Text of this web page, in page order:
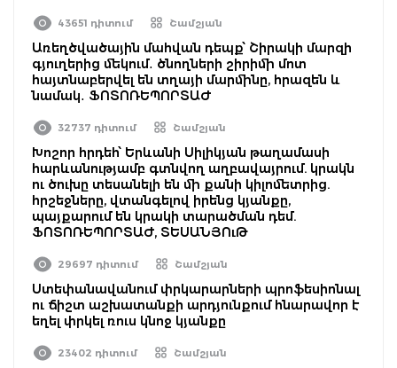
43651 դիտում Շամշյան
Առեղծվածային մահվան դեպք՝ Շիրակի մարզի
գյուղերից մեկում․ ծնողների շիրիմի մոտ
հայտնաբերվել են տղայի մարմինը, հրազեն և
նամակ․ ՖՈՏՈՌԵՊՈՐՏԱԺ
32737 դիտում Շամշյան
Խոշոր հրդեհ՝ Երևանի Սիլիկյան թաղամասի
հարևանությամբ գտնվող աղբավայրում. կրակն
ու ծուխը տեսանելի են մի քանի կիլոմետրից.
հրշեջները, վտանգելով իրենց կյանքը,
պայքարում են կրակի տարածման դեմ.
ՖՈՏՈՌԵՊՈՐՏԱԺ, ՏԵՍԱՆՅՈւԹ
29697 դիտում Շամշյան
Ստեփանավանում փրկարարների պրոֆեսիոնալ
ու ճիշտ աշխատանքի արդյունքում հնարավոր է
եղել փրկել ռուս կնոջ կյանքը
23402 դիտում Շամշյան